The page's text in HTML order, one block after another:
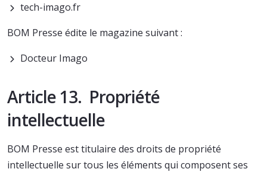
tech-imago.fr
BOM Presse édite le magazine suivant :
Docteur Imago
Article 13. Propriété
intellectuelle
BOM Presse est titulaire des droits de propriété
intellectuelle sur tous les éléments qui composent ses